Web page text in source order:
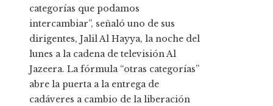
categorías que podamos
intercambiar”, señaló uno de sus
dirigentes, Jalil Al Hayya, la noche del
lunes a la cadena de televisión Al
Jazeera. La fórmula “otras categorías”
abre la puerta a la entrega de
cadáveres a cambio de la liberación